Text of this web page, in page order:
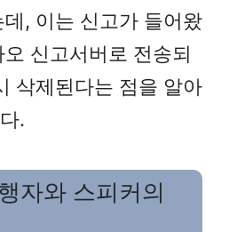
, 이는 신고가 들어왔
신고서버로 전송되
삭제된다는 점을 알아
.
자와 스피커의